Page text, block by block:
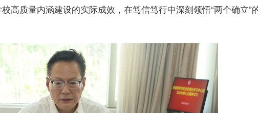
高质量内涵建设的实际成效，在笃信笃行中深刻领悟“两个确立”